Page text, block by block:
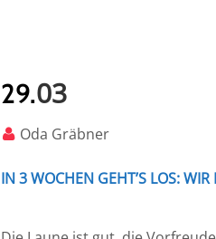
29.03
Oda Gräbner
IN 3 WOCHEN GEHT’S LOS: